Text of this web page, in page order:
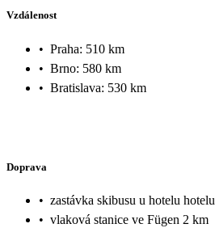
Vzdálenost
• Praha: 510 km
• Brno: 580 km
• Bratislava: 530 km
Doprava
• zastávka skibusu u hotelu hotelu
• vlaková stanice ve Fügen 2 km